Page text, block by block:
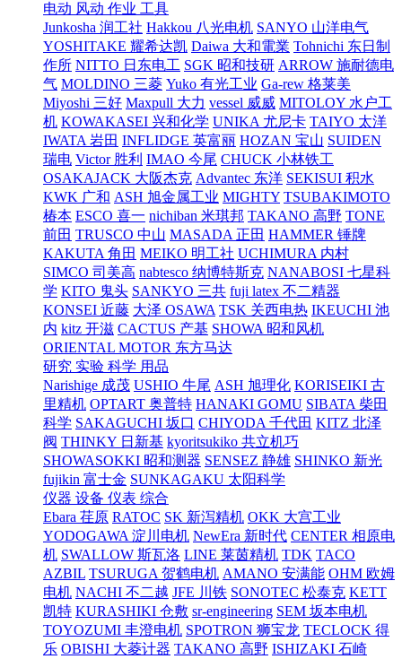
电动 风动 作业 工具
Junkosha 润工社 Hakkou 八光电机 SANYO 山洋电气
YOSHITAKE 耀希达凯 Daiwa 大和電業 Tohnichi 东日制
作所 NITTO 日东电工 SGK 昭和技研 ARROW 施耐德电
气 MOLDINO 三菱 Yuko 有光工业 Ga-rew 格莱美
Miyoshi 三好 Maxpull 大力 vessel 威威 MITOLOY 水户工
机 KOWAKASEI 兴和化学 UNIKA 尤尼卡 TAIYO 太洋
IWATA 岩田 INFLIDGE 英富丽 HOZAN 宝山 SUIDEN
瑞电 Victor 胜利 IMAO 今尾 CHUCK 小林铁工
OSAKAJACK 大阪杰克 Advantec 东洋 SEKISUI 积水
KWK 广和 ASH 旭金属工业 MIGHTY TSUBAKIMOTO
椿本 ESCO 喜一 nichiban 米琪邦 TAKANO 高野 TONE
前田 TRUSCO 中山 MASADA 正田 HAMMER 锤牌
KAKUTA 角田 MEIKO 明工社 UCHIMURA 内村
SIMCO 司美高 nabtesco 纳博特斯克 NANABOSI 七星科
学 KITO 鬼头 SANKYO 三共 fuji latex 不二精器
KONSEI 近藤 大泽 OSAWA TSK 关西电热 IKEUCHI 池
内 kitz 开滋 CACTUS 产基 SHOWA 昭和风机
ORIENTAL MOTOR 东方马达
研究 实验 科学 用品
Narishige 成茂 USHIO 牛尾 ASH 旭理化 KORISEIKI 古
里精机 OPTART 奥普特 HANAKI GOMU SIBATA 柴田
科学 SAKAGUCHI 坂口 CHIYODA 千代田 KITZ 北泽
阀 THINKY 日新基 kyoritsukiko 共立机巧
SHOWASOKKI 昭和测器 SENSEZ 静雄 SHINKO 新光
fujikin 富士金 SUNKAGAKU 太阳科学
仪器 设备 仪表 综合
Ebara 荏原 RATOC SK 新泻精机 OKK 大宫工业
YODOGAWA 淀川电机 NewEra 新时代 CENTER 相原电
机 SWALLOW 斯瓦洛 LINE 莱茵精机 TDK TACO
AZBIL TSURUGA 贺鹤电机 AMANO 安满能 OHM 欧姆
电机 NACHI 不二越 JFE 川铁 SONOTEC 松泰克 KETT
凯特 KURASHIKI 仓敷 sr-engineering SEM 坂本电机
TOYOZUMI 丰澄电机 SPOTRON 狮宝龙 TECLOCK 得
乐 OBISHI 大菱计器 TAKANO 高野 ISHIZAKI 石崎